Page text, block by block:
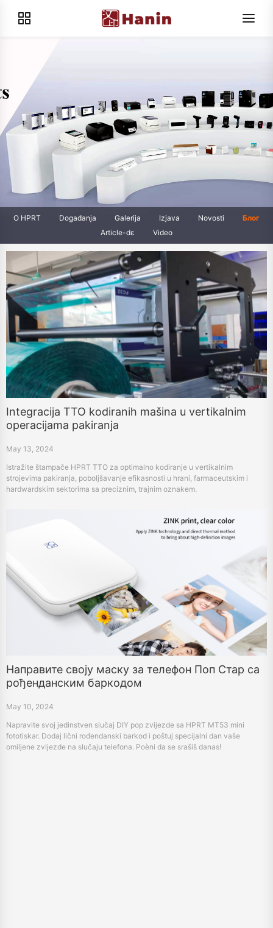
O HPRT Događanja Galerija Izjava Novosti
Блог
Article-dɛ
Video
Integracija TTO kodiranih mašina u vertikalnim
operacijama pakiranja
May 13, 2024
Istražite štampače HPRT TTO za optimalno kodiranje u vertikalnim
strojevima pakiranja, poboljšavanje efikasnosti u hrani, farmaceutskim i
hardwardskim sektorima sa preciznim, trajnim oznakem.
Направите своју маску за телефон Поп Стар са
рођенданским баркодом
May 10, 2024
Napravite svoj jedinstven slučaj DIY pop zvijezde sa HPRT MT53 mini
fototiskar. Dodaj lični rođendanski barkod i poštuj specijalni dan vaše
omiljene zvijezde na slučaju telefona. Poèni da se srašiš danas!